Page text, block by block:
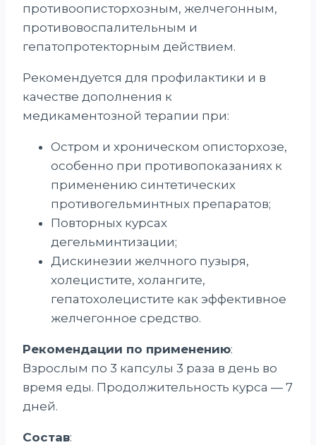
противоописторхозным, желчегонным,
противовоспалительным и
гепатопротекторным действием.
Рекомендуется для профилактики и в
качестве дополнения к
медикаментозной терапии при:
Остром и хроническом описторхозе,
особенно при противопоказаниях к
применению синтетических
противогельминтных препаратов;
Повторных курсах
дегельминтизации;
Дискинезии желчного пузыря,
холецистите, холангите,
гепатохолецистите как эффективное
желчегонное средство.
Рекомендации по применению:
Взрослым по 3 капсулы 3 раза в день во
время еды. Продолжительность курса — 7
дней.
Состав: